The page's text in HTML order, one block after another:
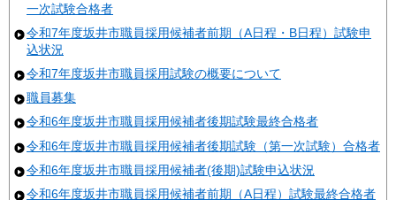
一次試験合格者
令和7年度坂井市職員採用候補者前期（A日程・B日程）試験申
込状況
令和7年度坂井市職員採用試験の概要について
職員募集
令和6年度坂井市職員採用候補者後期試験最終合格者
令和6年度坂井市職員採用候補者後期試験（第一次試験）合格者
令和6年度坂井市職員採用候補者(後期)試験申込状況
令和6年度坂井市職員採用候補者前期（A日程）試験最終合格者